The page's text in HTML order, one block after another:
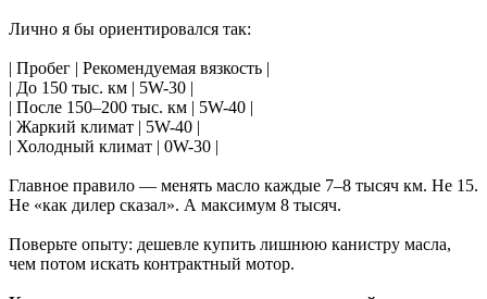
Лично я бы ориентировался так:
| Пробег | Рекомендуемая вязкость |
| До 150 тыс. км | 5W-30 |
| После 150–200 тыс. км | 5W-40 |
| Жаркий климат | 5W-40 |
| Холодный климат | 0W-30 |
Главное правило — менять масло каждые 7–8 тысяч км. Не 15.
Не «как дилер сказал». А максимум 8 тысяч.
Поверьте опыту: дешевле купить лишнюю канистру масла,
чем потом искать контрактный мотор.